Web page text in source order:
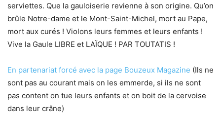
serviettes. Que la gauloiserie revienne à son origine. Qu’on
brûle Notre-dame et le Mont-Saint-Michel, mort au Pape,
mort aux curés ! Violons leurs femmes et leurs enfants !
Vive la Gaule LIBRE et LAÏQUE ! PAR TOUTATIS !
En partenariat forcé avec la page Bouzeux Magazine (Ils ne
sont pas au courant mais on les emmerde, si ils ne sont
pas content on tue leurs enfants et on boit de la cervoise
dans leur crâne)